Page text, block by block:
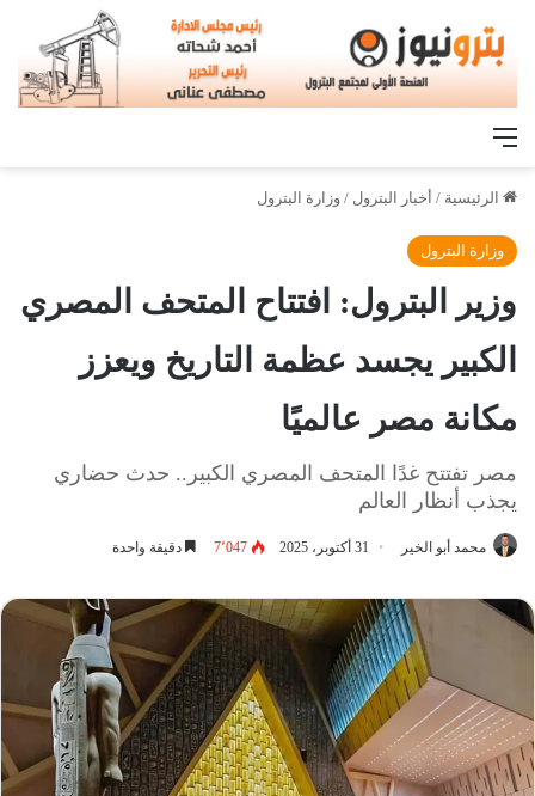
القائمة
الرئيسية / أخبار البترول / وزارة البترول
وزارة البترول
وزير البترول: افتتاح المتحف المصري
الكبير يجسد عظمة التاريخ ويعزز
مكانة مصر عالميًا
مصر تفتتح غدًا المتحف المصري الكبير.. حدث حضاري
يجذب أنظار العالم
محمد أبو الخير 31 أكتوبر، 2025 7٬047 دقيقة واحدة